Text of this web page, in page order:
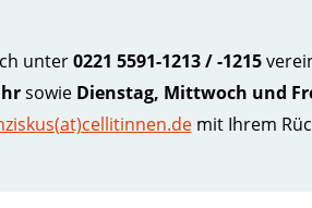
unter0221 5591-1213 / -1215
sowie Dienstag, Mittwoch und
mit Ihrem